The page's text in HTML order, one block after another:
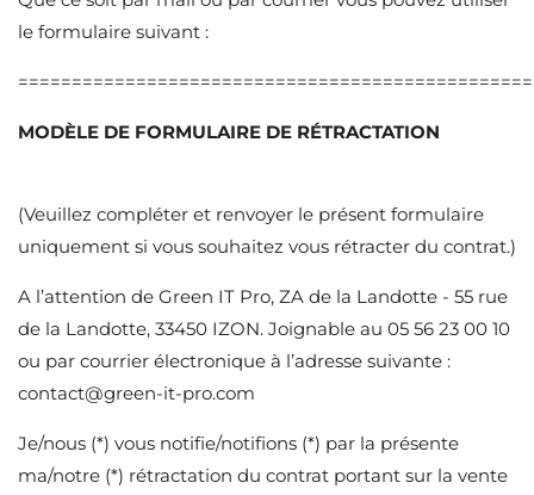
le formulaire suivant :
MODÈLE DE FORMULAIRE DE RÉTRACTATION
(Veuillez compléter et renvoyer le présent formulaire
uniquement si vous souhaitez vous rétracter du contrat.)
A l’attention de Green IT Pro, ZA de la Landotte - 55 rue
de la Landotte, 33450 IZON. Joignable au 05 56 23 00 10
ou par courrier électronique à l’adresse suivante :
contact@green-it-pro.com
Je/nous (*) vous notifie/notifions (*) par la présente
ma/notre (*) rétractation du contrat portant sur la vente